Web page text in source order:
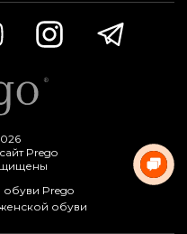
Prego
обуви Prego
обуви